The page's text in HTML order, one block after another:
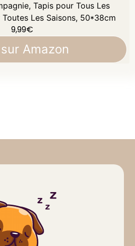
Tapis pour Tous Les
Les Saisons, 50*38cm
9,99€
Amazon